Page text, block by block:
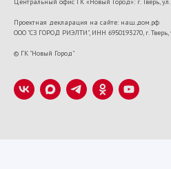
Центральный офис ГК «Новый Город»: г. Тверь,
Проектная декларация на сайте: наш.дом.рф
ООО "СЗ ГОРОД РИЭЛТИ", ИНН 6950193270, г. Тверь,
© ГК "Новый Город"